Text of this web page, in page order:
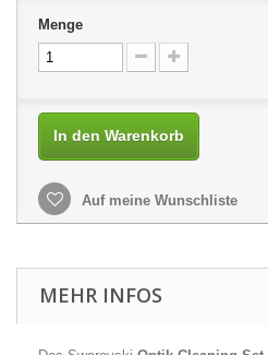
Menge
In den Warenkorb
Auf meine Wunschliste
MEHR INFOS